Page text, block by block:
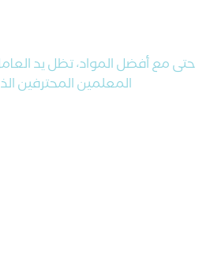
حتى مع أفضل المواد، تظل يد
المعلمين المحترفين الذين